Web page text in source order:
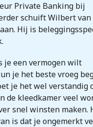
Private Banking bij
schuift Wilbert van
Hij is
je een vermogen wilt
je het beste vroeg
je het wel verstandig
de kleedkamer veel
snel winsten maken.
is dat je ongemerkt